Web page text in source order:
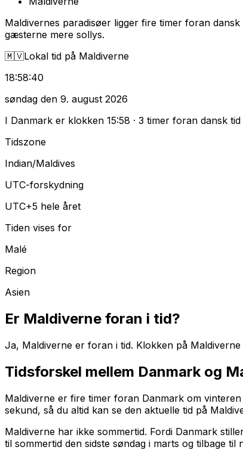
Maldivernes paradisøer ligger fire timer foran
gæsterne mere sollys.
🇲🇻Lokal tid på Maldiverne
18:58:41
søndag den 9. august 2026
I Danmark er klokken 15:58 · 3 timer foran dansk tid
Tidszone
Indian/Maldives
UTC-forskydning
UTC+5 hele året
Tiden vises for
Malé
Region
Asien
Er Maldiverne foran i tid?
Ja, Maldiverne er foran i tid. Klokken på
Tidsforskel mellem Danmark og
Maldiverne er fire timer foran Danmark om
sekund, så du altid kan se den aktuelle tid på
Maldiverne har ikke sommertid. Fordi Danmark
til sommertid den sidste søndag i marts og tilbage til